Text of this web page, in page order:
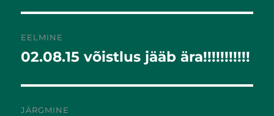
EELMINE
Eelmine
02.08.15 võistlus jääb ära!!!!!!!!!!!
JÄRGMINE